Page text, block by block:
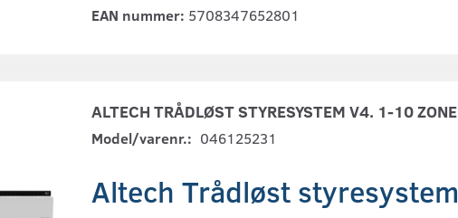
EAN nummer: 5708347652801
ALTECH TRÅDLØST STYRESYSTEM V4. 1-10
Model/varenr.: 046125231
Altech Trådløst